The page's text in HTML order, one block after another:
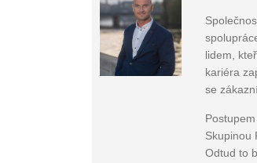
lidem,
kariéra
se
Skupinou
Odtud to